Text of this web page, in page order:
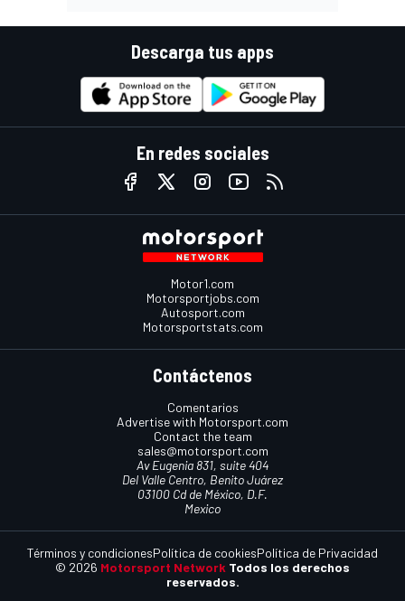
Descarga tus apps
En redes sociales
Motor1.com
Motorsportjobs.com
Autosport.com
Motorsportstats.com
Contáctenos
Comentarios
Advertise with Motorsport.com
Contact the team
sales@motorsport.com
Av Eugenia 831, suite 404
Del Valle Centro, Benito Juárez
03100 Cd de México, D.F.
Mexico
© 2026 Motorsport Network Todos los derechos
reservados.
Términos y condicionesPolítica de cookiesPolítica de Privacidad